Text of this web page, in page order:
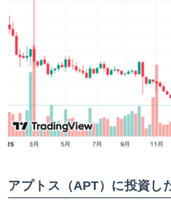
アプトス（APT）に投資し